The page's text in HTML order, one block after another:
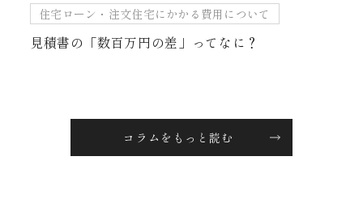
住宅ローン・注文住宅にかかる費用について
見積書の「数百万円の差」ってなに？
コラムをもっと読む